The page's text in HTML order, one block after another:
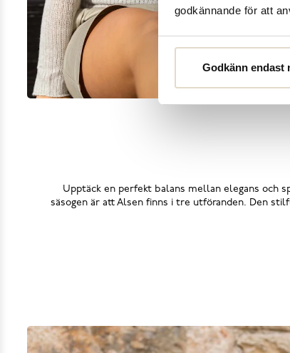
godkännande för att
Godkänn endast
Upptäck en perfekt balans mellan elegans och
säsogen är att Alsen finns i tre utföranden. Den